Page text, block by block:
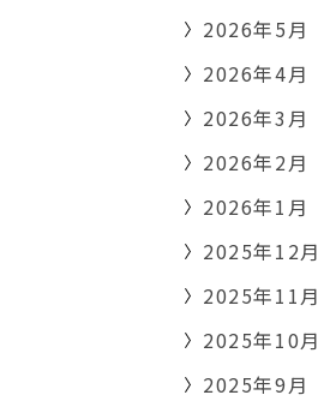
2026年5月
2026年4月
2026年3月
2026年2月
2026年1月
2025年12月
2025年11月
2025年10月
2025年9月